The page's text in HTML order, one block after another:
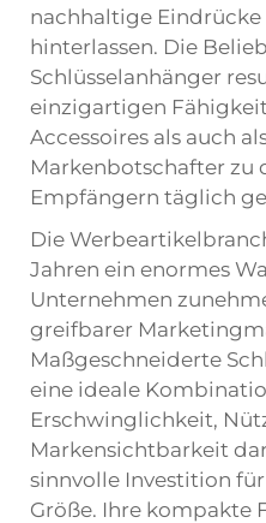
nachhaltige
hinterlassen. Die
Schlüsselanhänger
einzigartigen
Accessoires als auch
Markenbotschafter zu
Empfängern täglich
Die
Jahren ein enormes
Unternehmen
greifbarer
Maßgeschneiderte
eine ideale
Erschwinglichkeit,
Markensichtbarkeit
sinnvolle Investition
Größe. Ihre kompakte